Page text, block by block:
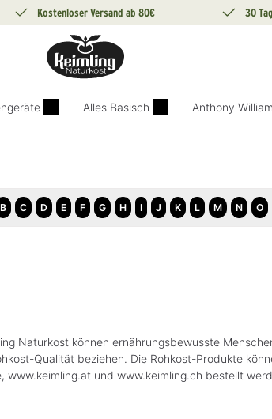
Kostenloser Versand ab 80€ 30
Alles Basisch Anthony William
B C D E F G H I J K L M N O
Naturkost können ernährungsbewusste
Qualität beziehen. Die Rohkost-Produkte
www.keimling.at und www.keimling.ch bestellt